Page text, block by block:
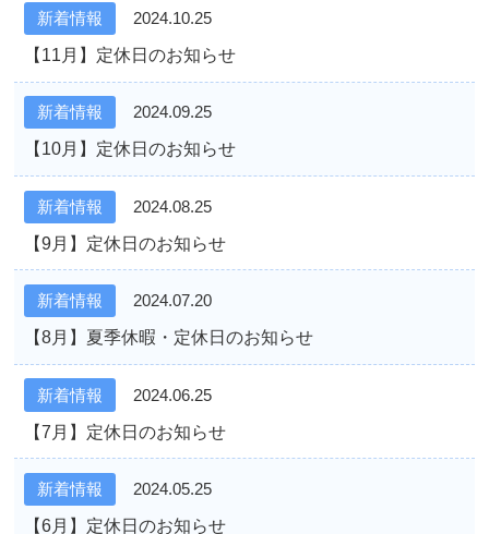
新着情報 2024.10.25
【11月】定休日のお知らせ
新着情報 2024.09.25
【10月】定休日のお知らせ
新着情報 2024.08.25
【9月】定休日のお知らせ
新着情報 2024.07.20
【8月】夏季休暇・定休日のお知らせ
新着情報 2024.06.25
【7月】定休日のお知らせ
新着情報 2024.05.25
【6月】定休日のお知らせ